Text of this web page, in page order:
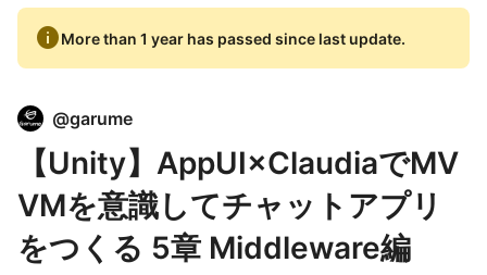
infoMore than 1 year has passed since last update.
@garume
【Unity】AppUI×ClaudiaでMV
VMを意識してチャットアプリ
をつくる 5章 Middleware編